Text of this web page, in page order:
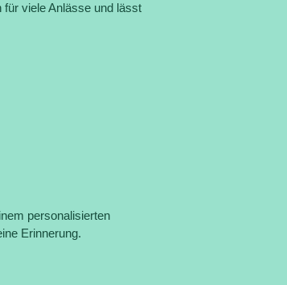
viele Anlässe und lässt
personalisierten
Erinnerung.